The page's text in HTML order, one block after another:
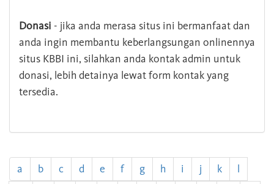
Donasi - jika anda merasa situs ini bermanfaat dan
anda ingin membantu keberlangsungan onlinennya
situs KBBI ini, silahkan anda kontak admin untuk
donasi, lebih detainya lewat form kontak yang
tersedia.
a b c d e f g h i j k
l